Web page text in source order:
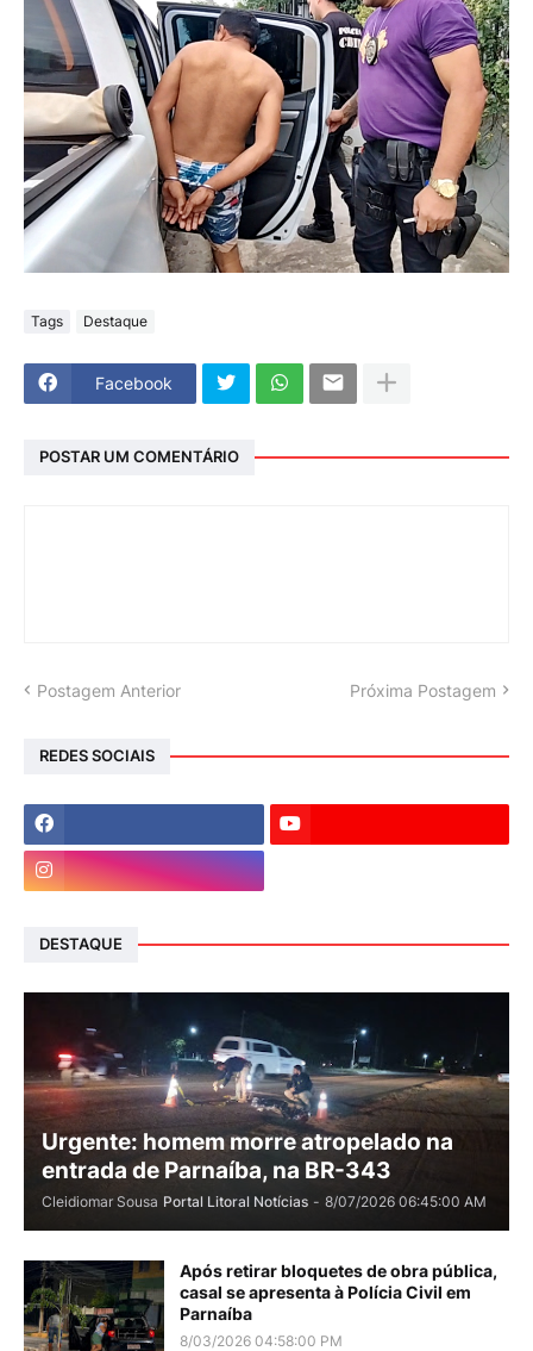
Tags Destaque
Facebook
POSTAR UM COMENTÁRIO
Postagem Anterior Próxima Postagem
REDES SOCIAIS
DESTAQUE
Urgente: homem morre atropelado na
entrada de Parnaíba, na BR-343
Cleidiomar Sousa Portal Litoral Notícias - 8/07/2026 06:45:00 AM
Após retirar bloquetes de obra pública,
casal se apresenta à Polícia Civil em
Parnaíba
8/03/2026 04:58:00 PM